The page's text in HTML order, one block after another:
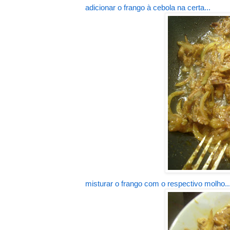
adicionar o frango à cebola na certa...
misturar o frango com o respectivo